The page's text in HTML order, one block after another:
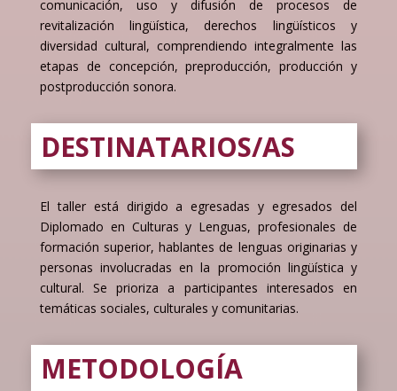
comunicación, uso y difusión de procesos de
revitalización lingüística, derechos lingüísticos y
diversidad cultural, comprendiendo integralmente las
etapas de concepción, preproducción, producción y
postproducción sonora.
DESTINATARIOS/AS
El taller está dirigido a egresadas y egresados del
Diplomado en Culturas y Lenguas, profesionales de
formación superior, hablantes de lenguas originarias y
personas involucradas en la promoción lingüística y
cultural. Se prioriza a participantes interesados en
temáticas sociales, culturales y comunitarias.
METODOLOGÍA